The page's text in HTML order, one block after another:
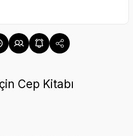
Cep Kitabı